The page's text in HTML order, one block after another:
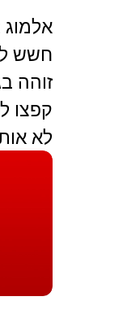
חשש
זוהה
קפצו
לא